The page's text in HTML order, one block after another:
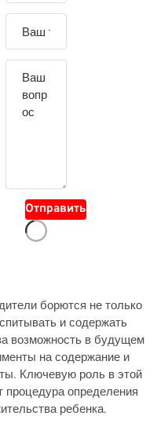
Отправить
борются не только
и содержать
возможность в будущем
на содержание и
Ключевую роль в этой
процедура определения
ребенка.